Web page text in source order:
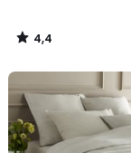
4,4
/